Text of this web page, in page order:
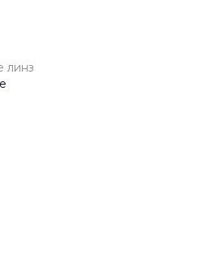
линз